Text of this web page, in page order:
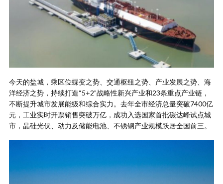
今天的盐城，乘区位蝶变之势、交通枢纽之势、产业发展之势、海
洋经济之势，持续打造“5+2”战略性新兴产业和23条重点产业链，
不断提升城市发展能级和综合实力。去年全市经济总量突破7400亿
元，工业实时开票销售突破万亿，成功入选国家首批碳达峰试点城
市，晶硅光伏、动力及储能电池、不锈钢产业规模跃居全国前三。